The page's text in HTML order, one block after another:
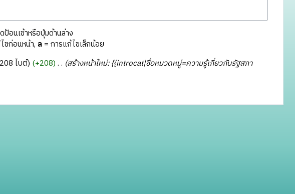
อนเข้าหรือปุ่มด้านล่าง
ก่อนหน้า, ล= การแก้ไขเล็กน้อย
208 ไบต์ +208 ‎
สร้างหน้าใหม่: {{introcat|ชื่อหมวดหมู่=ความรู้เกี่ยวกับรัฐสภา